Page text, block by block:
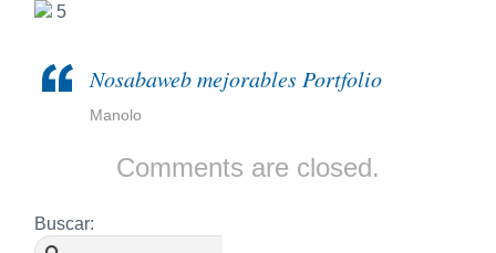
5
Nosabaweb mejorables Portfolio
Manolo
Comments are closed.
Buscar: